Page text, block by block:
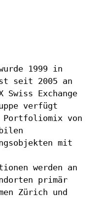
1999 in
seit 2005 an
Swiss Exchange
verfügt
von
mit
werden an
primär
Zürich und